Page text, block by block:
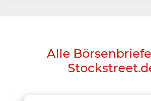
Alle